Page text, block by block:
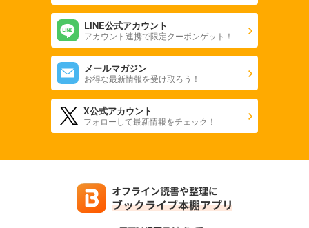
LINE公式アカウント
アカウント連携で限定クーポンゲット！
メールマガジン
お得な最新情報を受け取ろう！
X公式アカウント
フォローして最新情報をチェック！